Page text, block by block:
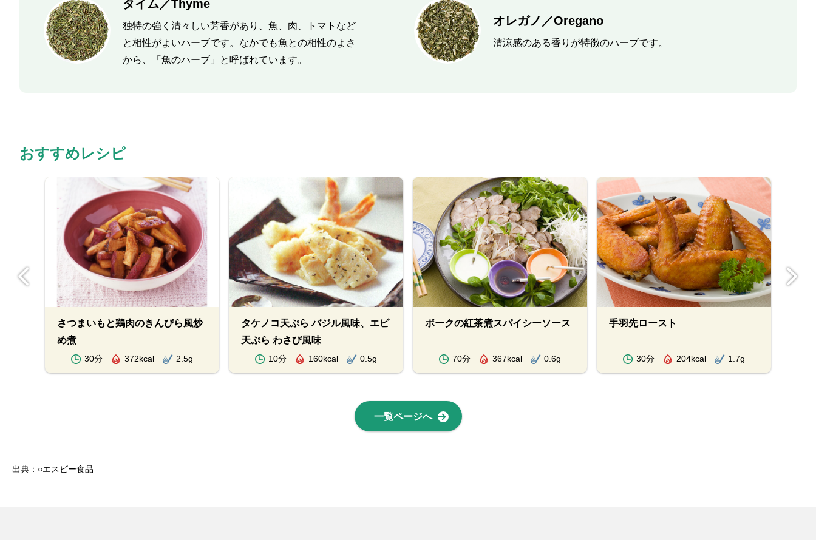
タイム／Thyme
独特の強く清々しい芳香があり、魚、肉、トマトなど
と相性がよいハーブです。なかでも魚との相性のよさ
から、「魚のハーブ」と呼ばれています。
オレガノ／Oregano
清涼感のある香りが特徴のハーブです。
おすすめレシピ
さつまいもと鶏肉のきんぴら風炒
め煮
30分 372kcal 2.5g
タケノコ天ぷら バジル風味、エビ
天ぷら わさび風味
10分 160kcal 0.5g
ポークの紅茶煮スパイシーソース
70分 367kcal 0.6g
手羽先ロースト
30分 204kcal 1.7g
一覧ページへ
出典：○エスビー食品